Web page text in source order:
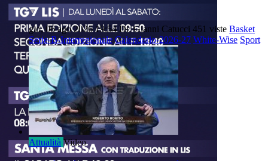
gio, 06 ago 2026 19:54 Di: Gianni Catucci 451 viste Basket
Serie-B-Interregionale Calendario-2026-27 White-Wise Sport
Attualità Video